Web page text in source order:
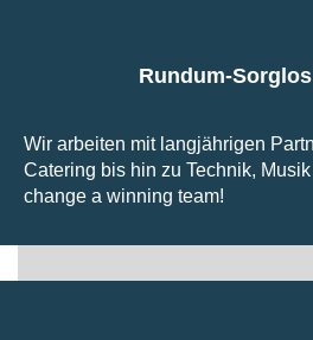
Rundum-
Wir arbeiten mit langjährigen
Catering bis hin zu Technik,
change a winning team!